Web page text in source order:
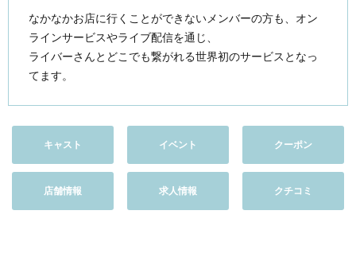
なかなかお店に行くことができないメンバーの方も、オン
ラインサービスやライブ配信を通じ、
ライバーさんとどこでも繋がれる世界初のサービスとなっ
てます。
キャスト イベント クーポン
店舗情報 求人情報 クチコミ